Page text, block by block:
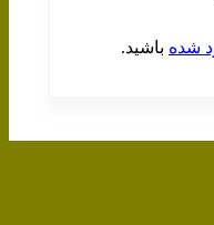
شده باشید.